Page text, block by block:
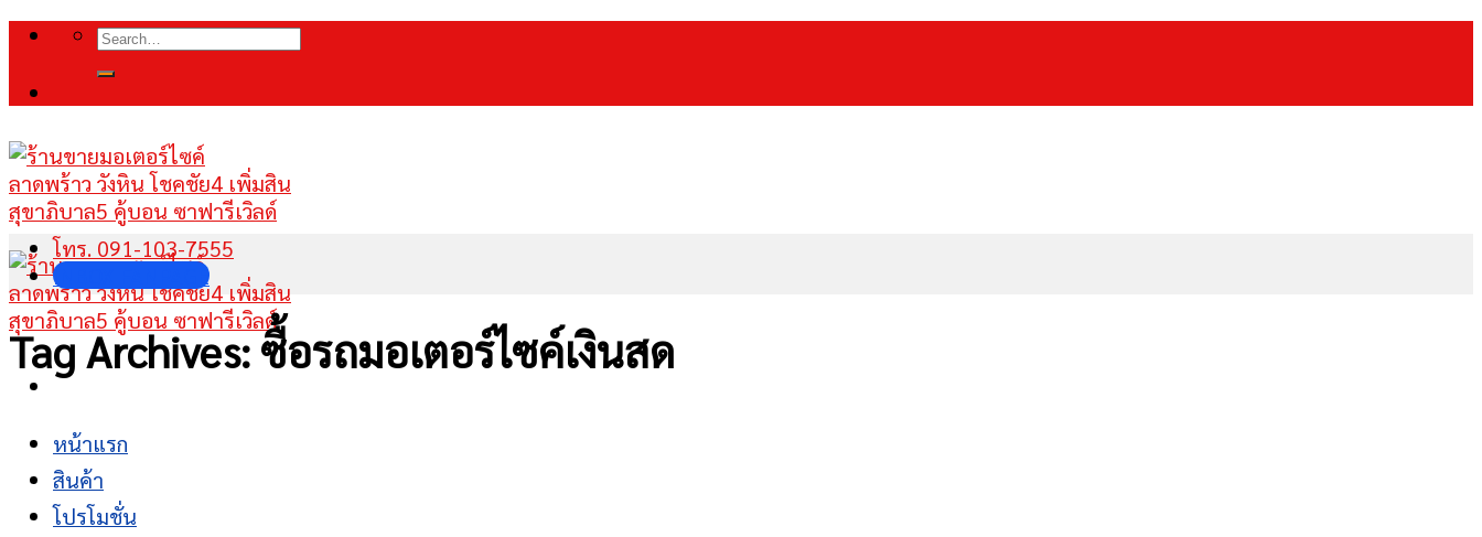
Skip
content
Search
หน้าแรก
สินค้า
โปรโมชั่น
โทร. 091-103-7555
INBOX FANPAGE
Tag Archives: ซื้อรถมอเตอร์ไซค์เงินสด